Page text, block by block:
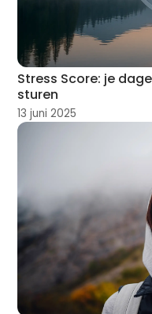
Stress Score: je
sturen
13 juni 2025